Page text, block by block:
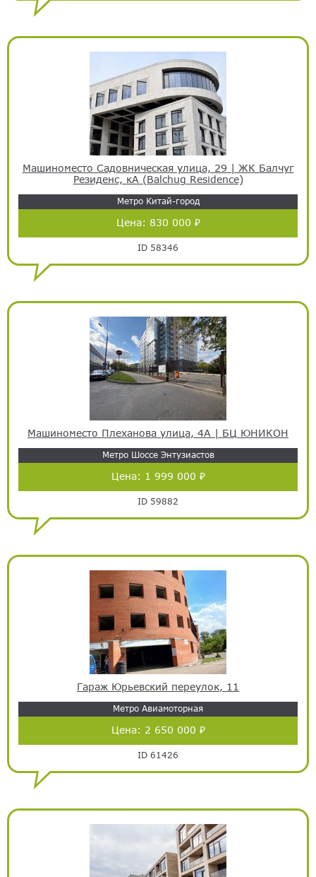
Машиноместо Садовническая улица, 29 | ЖК Балчуг
Резиденс, кА (Balchug Residence)
Метро Китай-город
Цена: 830 000 ₽
ID 58346
Машиноместо Плеханова улица, 4А | БЦ ЮНИКОН
Метро Шоссе Энтузиастов
Цена: 1 999 000 ₽
ID 59882
Гараж Юрьевский переулок, 11
Метро Авиамоторная
Цена: 2 650 000 ₽
ID 61426